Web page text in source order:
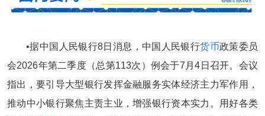
•据中国人民银行8日消息，中国人民银行货币政策委员
会2026年第二季度（总第113次）例会于7月4日召开。会议
指出，要引导大型银行发挥金融服务实体经济主力军作用，
推动中小银行聚焦主责主业，增强银行资本实力。用好各类